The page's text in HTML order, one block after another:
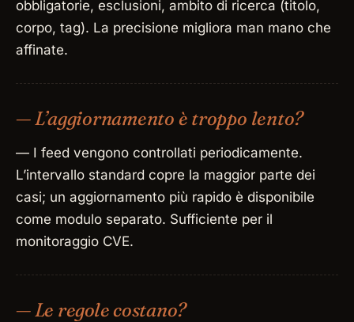
obbligatorie, esclusioni, ambito di ricerca (titolo,
corpo, tag). La precisione migliora man mano che
affinate.
— L’aggiornamento è troppo lento?
— I feed vengono controllati periodicamente.
L’intervallo standard copre la maggior parte dei
casi; un aggiornamento più rapido è disponibile
come modulo separato. Sufficiente per il
monitoraggio CVE.
— Le regole costano?